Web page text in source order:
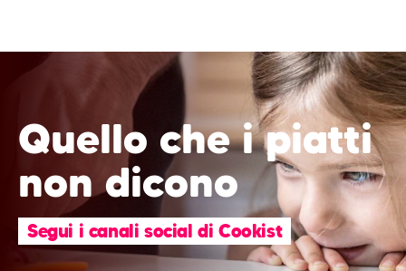
Quello che i piatti
non dicono
Segui i canali social di Cookist